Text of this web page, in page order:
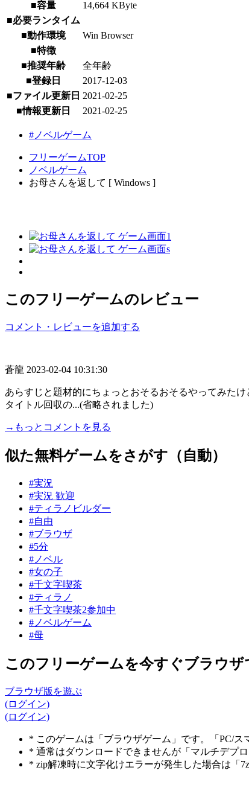
■容量
14,664 KByte
■必要ランタイム
■動作環境
Win Browser
■特徴
■推奨年齢
全年齢
■登録日
2017-12-03
■ファイル更新日 2021-02-25
■情報更新日
2021-02-25
#ノベルゲーム
フリーゲームTOP
ノベルゲーム
お母さんを返して [ Windows ]
このフリーゲームのレビュー
コメント・レビューを追加する
蒼龍 2023-02-04 10:31:30
あらすじと題材的にちょっとおそるおそるやってみた
タイトル回収の...(省略されました)
→もっとコメントを見る
似た無料ゲームをさがす（自動）
#実況
#実況 歓迎
#ティラノビルダー
#自由
#ブラウザ
#5分
#ノベル
#女の子
#千文字喫茶
#ティラノ
#千文字喫茶2参加中
#ノベルゲーム
#母
このフリーゲームを今すぐブラウザ
ブラウザ版を遊ぶ
(ログイン)
(ログイン)
* このゲームは「ブラウザゲーム」です。「PC/
* 通常はダウンロードできませんが「マルチデプ
* zip解凍時に文字化けエラーが発生した場合は「